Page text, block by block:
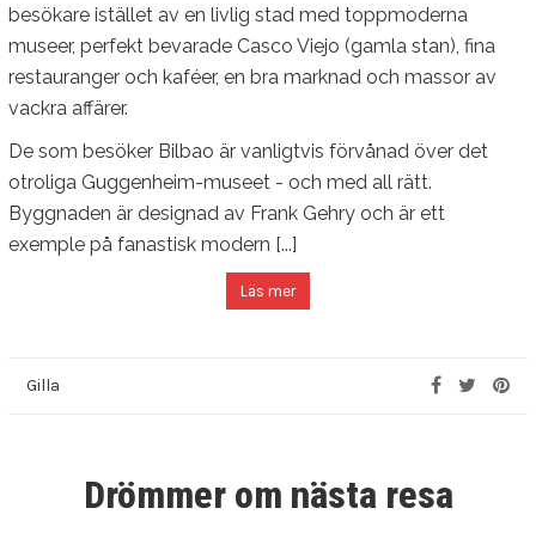
besökare istället av en livlig stad med toppmoderna
museer, perfekt bevarade Casco Viejo (gamla stan), fina
restauranger och kaféer, en bra marknad och massor av
vackra affärer.
De som besöker Bilbao är vanligtvis förvånad över det
otroliga Guggenheim-museet - och med all rätt.
Byggnaden är designad av Frank Gehry och är ett
exemple på fanastisk modern [...]
Läs mer
Gilla
Drömmer om nästa resa